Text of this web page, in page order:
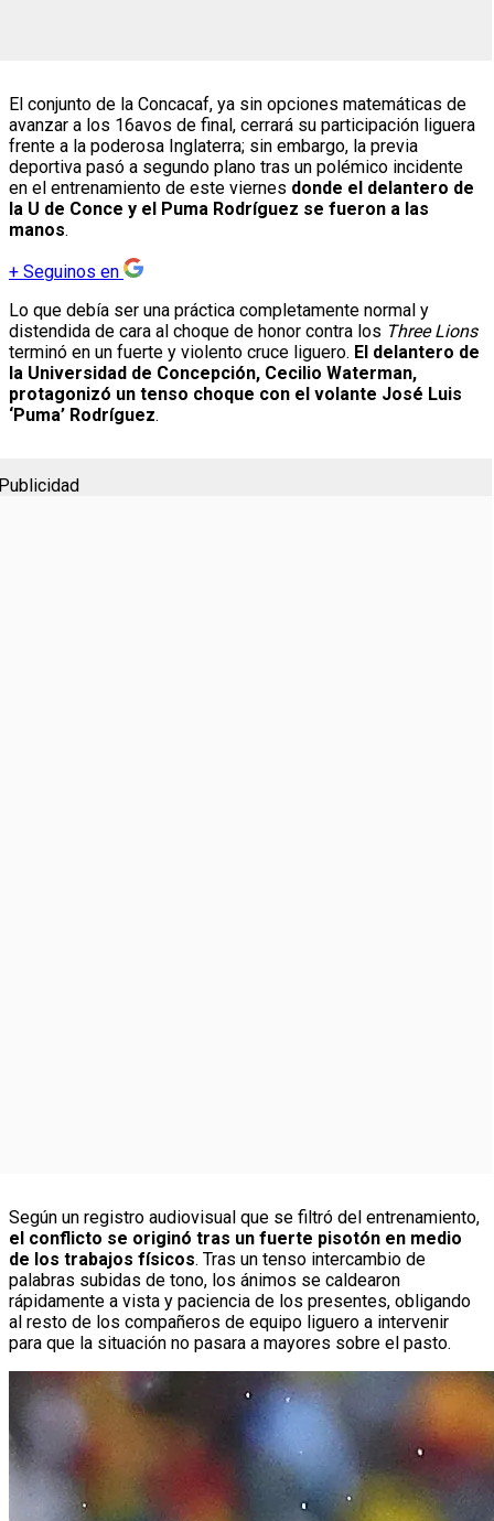
El conjunto de la Concacaf, ya sin opciones matemáticas de
avanzar a los 16avos de final, cerrará su participación liguera
frente a la poderosa Inglaterra; sin embargo, la previa
deportiva pasó a segundo plano tras un polémico incidente
en el entrenamiento de este viernes donde el delantero de
la U de Conce y el Puma Rodríguez se fueron a las
manos.
+ Seguinos en
Lo que debía ser una práctica completamente normal y
distendida de cara al choque de honor contra los Three Lions
terminó en un fuerte y violento cruce liguero. El delantero de
la Universidad de Concepción, Cecilio Waterman,
protagonizó un tenso choque con el volante José Luis
‘Puma’ Rodríguez.
Según un registro audiovisual que se filtró del entrenamiento,
el conflicto se originó tras un fuerte pisotón en medio
de los trabajos físicos. Tras un tenso intercambio de
palabras subidas de tono, los ánimos se caldearon
rápidamente a vista y paciencia de los presentes, obligando
al resto de los compañeros de equipo liguero a intervenir
para que la situación no pasara a mayores sobre el pasto.